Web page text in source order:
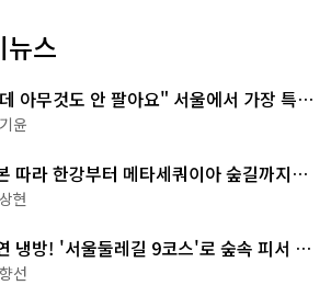
뉴스
아무것도 안 팔아요" 서울에서 가장 특별
정체
윤
따라 한강부터 메타세쿼이아 숲길까지…
코스
현
냉방! '서울둘레길 9코스'로 숲속 피서 떠
선